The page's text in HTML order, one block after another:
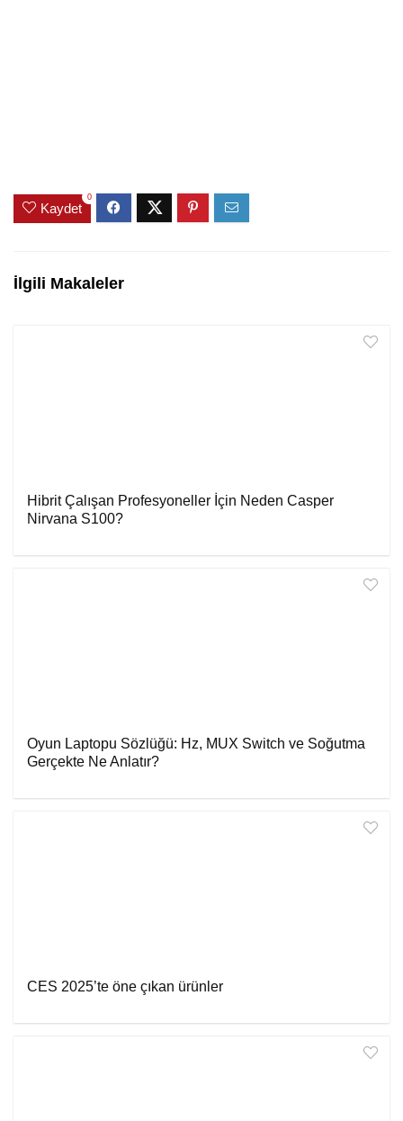
Kaydet
0
İlgili Makaleler
Hibrit Çalışan Profesyoneller İçin Neden Casper
Nirvana S100?
Oyun Laptopu Sözlüğü: Hz, MUX Switch ve Soğutma
Gerçekte Ne Anlatır?
CES 2025’te öne çıkan ürünler